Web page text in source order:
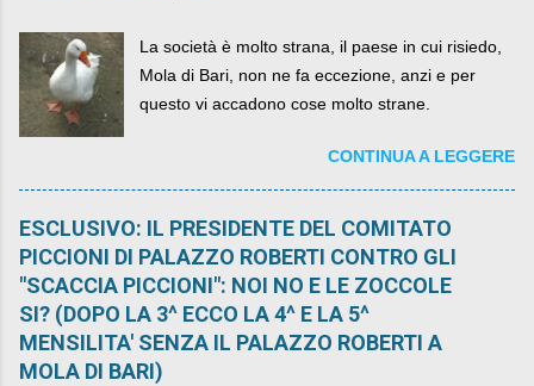
La società è molto strana, il paese in cui risiedo,
Mola di Bari, non ne fa eccezione, anzi e per
questo vi accadono cose molto strane.
CONTINUA A LEGGERE
ESCLUSIVO: IL PRESIDENTE DEL COMITATO
PICCIONI DI PALAZZO ROBERTI CONTRO GLI
"SCACCIA PICCIONI": NOI NO E LE ZOCCOLE
SI? (DOPO LA 3^ ECCO LA 4^ E LA 5^
MENSILITA' SENZA IL PALAZZO ROBERTI A
MOLA DI BARI)